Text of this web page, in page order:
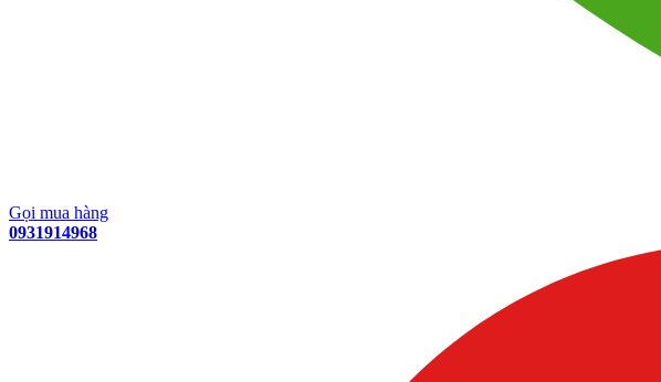
Gọi mua hàng
0931914968